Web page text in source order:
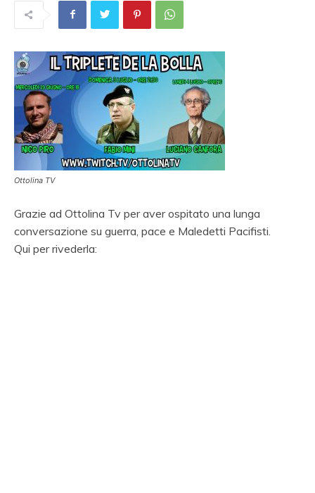
Ottolina TV
Grazie ad Ottolina Tv per aver ospitato una lunga
conversazione su guerra, pace e Maledetti Pacifisti.
Qui per rivederla: